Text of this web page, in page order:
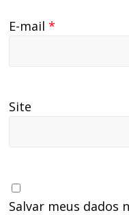
E-mail*
Site
Salvar meus dados